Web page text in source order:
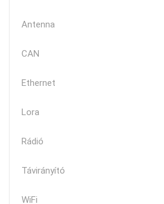
Antenna
CAN
Ethernet
Lora
Rádió
Távirányító
WiFi